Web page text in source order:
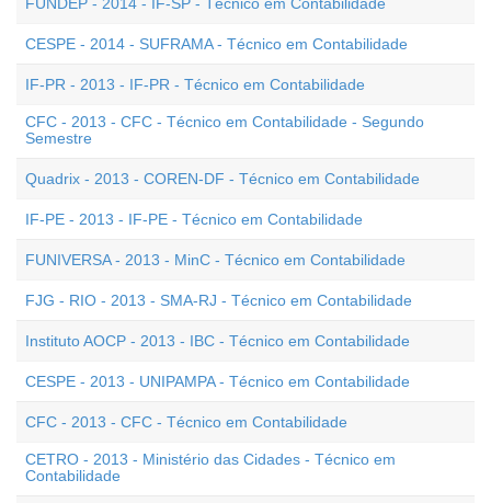
CESPE - 2014 - SUFRAMA - Técnico em Contabilidade
IF-PR - 2013 - IF-PR - Técnico em Contabilidade
CFC - 2013 - CFC - Técnico em Contabilidade - Segundo
Semestre
Quadrix - 2013 - COREN-DF - Técnico em Contabilidade
IF-PE - 2013 - IF-PE - Técnico em Contabilidade
FUNIVERSA - 2013 - MinC - Técnico em Contabilidade
FJG - RIO - 2013 - SMA-RJ - Técnico em Contabilidade
Instituto AOCP - 2013 - IBC - Técnico em Contabilidade
CESPE - 2013 - UNIPAMPA - Técnico em Contabilidade
CFC - 2013 - CFC - Técnico em Contabilidade
CETRO - 2013 - Ministério das Cidades - Técnico em
Contabilidade